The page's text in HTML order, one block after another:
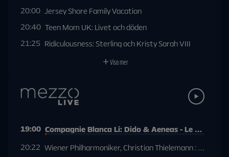
20:00
Jersey Shore Family Vacation
20:40 Teen Mom UK: Livet och döden
21:25 Ridiculousness: Sterling och Kristy Sarah VIII
Visa mer
19:00 Compagnie Blanca Li: Dido & Aeneas - Le Temps
20:22 Wiener Philharmoniker, Christian Thielemann : Brahms,